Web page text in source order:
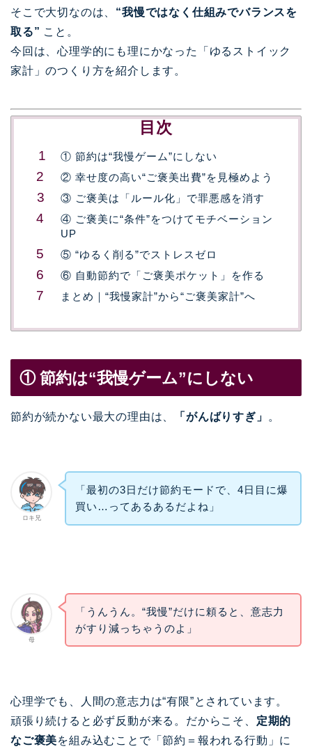
そこで大切なのは、 “我慢ではなく仕組みでバランスを
取る” こと。
今回は、心理学的にも理にかなった「ゆるストイック
家計」のつくり方を紹介します。
目次
① 節約は“我慢ゲーム”にしない
② 幸せ度の高い“ご褒美出費”を見極めよう
③ ご褒美は「ルール化」で罪悪感を消す
④ ご褒美に“条件”をつけてモチベーション
UP
⑤ “ゆるく削る”でストレスゼロ
⑥ 自動節約で「ご褒美ポケット」を作る
まとめ｜“我慢家計”から“ご褒美家計”へ
① 節約は“我慢ゲーム”にしない
節約が続かない最大の理由は、 「がんばりすぎ」 。
ロキ兄
「最初の3日だけ節約モードで、4日目に爆
買い…ってあるあるだよね」
母
「うんうん。“我慢”だけに頼ると、意志力
がすり減っちゃうのよ」
心理学でも、人間の意志力は“有限”とされています。
頑張り続けると必ず反動が来る。だからこそ、 定期的
なご褒美を組み込むことで「節約＝報われる行動」に